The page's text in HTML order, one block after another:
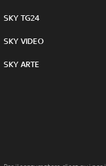
SKY TG24
SKY VIDEO
SKY ARTE